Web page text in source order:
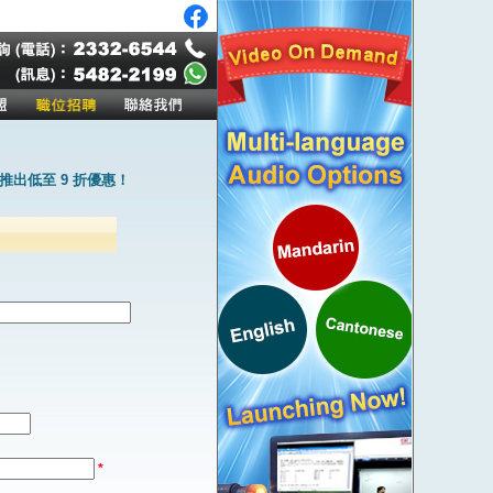
出低至 9 折優惠！
*